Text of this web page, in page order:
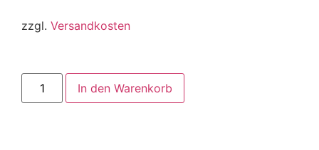
zzgl. Versandkosten
In den Warenkorb